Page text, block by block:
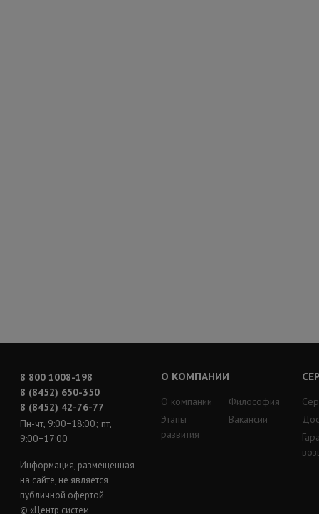
8 800 1008-198
8 (8452) 650-350
8 (8452) 42-76-77
Пн-чт, 9:00−18:00; пт,
9:00−17:00
Информация, размещенная
на сайте, не является
публичной офертой
© «Центр систем
О КОМПАНИИ
О компании
Этапы
развития
Философия
Вакансии